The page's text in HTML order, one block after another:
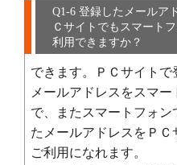
Q1-6 登録したメールア
Ｃサイトでもスマート
利用できますか？
できます。ＰＣサイトで
メールアドレスをスマー
で、またスマートフォン
たメールアドレスをＰＣ
ご利用になれます。